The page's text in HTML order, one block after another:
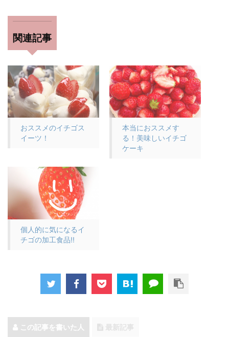
関連記事
おススメのイチゴス
イーツ！
本当におススメす
る！美味しいイチゴ
ケーキ
個人的に気になるイ
チゴの加工食品!!
この記事を書いた人